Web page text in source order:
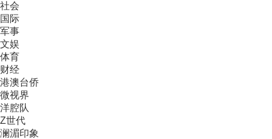
社会
国际
军事
文娱
体育
财经
港澳台侨
微视界
洋腔队
Z世代
澜湄印象